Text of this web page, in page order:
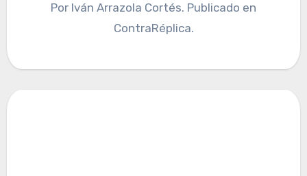
Por Iván Arrazola Cortés. Publicado en
ContraRéplica.